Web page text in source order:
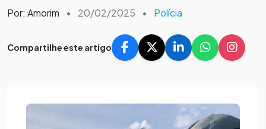
Por: Amorim • 20/02/2025 • Polícia
Compartilhe este artigo